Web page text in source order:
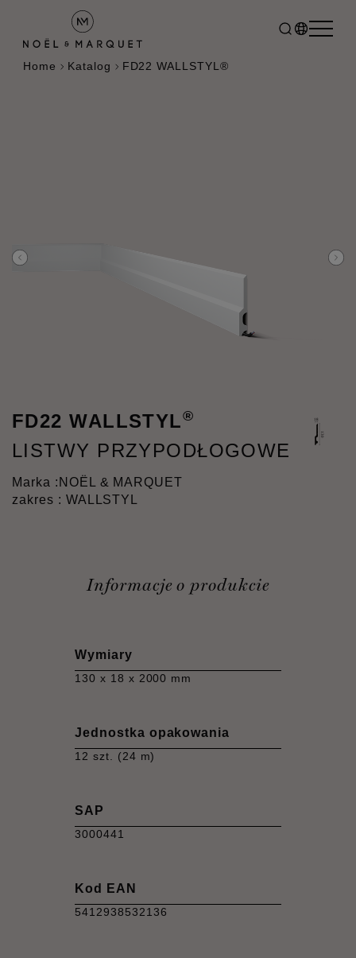
Home Katalog FD22 WALLSTYL®
FD22 WALLSTYL®
LISTWY PRZYPODŁOGOWE
Marka : NOËL & MARQUET
zakres : WALLSTYL
Informacje o produkcie
Wymiary
130 x 18 x 2000 mm
Jednostka opakowania
12 szt. (24 m)
SAP
3000441
Kod EAN
5412938532136